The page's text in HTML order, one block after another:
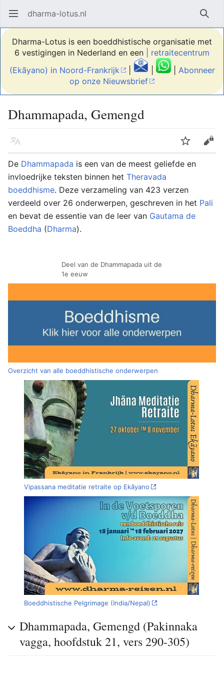
Hoofdmenu openen dharma-lotus.nl
Dharma-Lotus is een boeddhistische organisatie met
6 vestigingen in Nederland en een
| retraitecentrum
(Ekãyano) in Noord-Frankrijk
| | Abonneer
op onze Nieuwsbrief
Dhammapada, Gemengd
Taal Volgen
Bewerken
De Dhammapada is een van de meest geliefde en
invloedrijke teksten binnen het Theravada
boeddhisme. Deze verzameling van 423 verzen
verdeeld over 26 onderwerpen, geschreven in het Pali
en bevat de essentie van de leer van Gautama de
Boeddha (Dharma).
Deel van de Dhammapada uit de
1e eeuw
Overzicht van alle boeddhistische onderwerpen
Vipassana meditatie retraite op Ekãyano
Boeddhistische Pelgrimage (India/Nepal)
Dhammapada, Gemengd (Pakinnaka
vagga, hoofdstuk 21, vers 290-305)